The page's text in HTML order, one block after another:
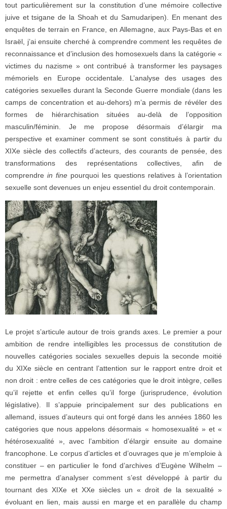
tout particulièrement sur la constitution d’une mémoire collective
juive et tsigane de la Shoah et du Samudaripen). En menant des
enquêtes de terrain en France, en Allemagne, aux Pays-Bas et en
Israël, j’ai ensuite cherché à comprendre comment les requêtes de
reconnaissance et d’inclusion des homosexuels dans la catégorie «
victimes du nazisme » ont contribué à transformer les paysages
mémoriels en Europe occidentale. L’analyse des usages des
catégories sexuelles durant la Seconde Guerre mondiale (dans les
camps de concentration et au-dehors) m’a permis de révéler des
formes de hiérarchisation situées au-delà de l’opposition
masculin/féminin. Je me propose désormais d’élargir ma
perspective et examiner comment se sont constitués à partir du
XIXe siècle des collectifs d’acteurs, des courants de pensée, des
transformations des représentations collectives, afin de
comprendre in fine pourquoi les questions relatives à l’orientation
sexuelle sont devenues un enjeu essentiel du droit contemporain.
Le projet s’articule autour de trois grands axes. Le premier a pour
ambition de rendre intelligibles les processus de constitution de
nouvelles catégories sociales sexuelles depuis la seconde moitié
du XIXe siècle en centrant l’attention sur le rapport entre droit et
non droit : entre celles de ces catégories que le droit intègre, celles
qu’il rejette et enfin celles qu’il forge (jurisprudence, évolution
législative). Il s’appuie principalement sur des publications en
allemand, issues d’auteurs qui ont forgé dans les années 1860 les
catégories que nous appelons désormais « homosexualité » et «
hétérosexualité », avec l’ambition d’élargir ensuite au domaine
francophone. Le corpus d’articles et d’ouvrages que je m’emploie à
constituer – en particulier le fond d’archives d’Eugène Wilhelm –
me permettra d’analyser comment s’est développé à partir du
tournant des XIXe et XXe siècles un « droit de la sexualité »
évoluant en lien, mais aussi en marge et en parallèle du champ